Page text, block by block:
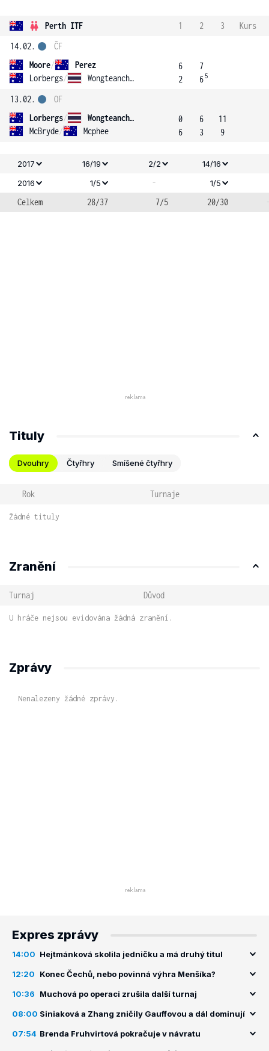
Perth ITF 1 2 3
Kurs
14.02.
Moore/
Perez
Lorbergs/ Wongteanchai
ČF
6
2
7
6 5
13.02.
Lorbergs/
Wongteanchai
McBryde/ Mcphee
OF
0
6
6
3
11
9
2017 16/19 2/2
14/16
2016
1/5 - 1/5
Celkem 28/37 7/5 20/30
Tituly
Dvouhry Čtyřhry Smíšené čtyřhry
Rok Turnaje
Žádné tituly
Zranění
Turnaj Důvod
U hráče nejsou evidována žádná zranění.
Zprávy
Nenalezeny žádné zprávy.
Expres zprávy
14:00 Hejtmánková skolila jedničku a má druhý titul
12:20 Konec Čechů, nebo povinná výhra Menšíka?
10:36 Muchová po operaci zrušila další turnaj
08:00 Siniaková a Zhang zničily Gauffovou a dál dominují
07:54 Brenda Fruhvirtová pokračuje v návratu